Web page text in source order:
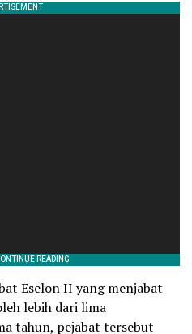
Eselon II yang menjabat
lebih dari lima
tahun, pejabat tersebut